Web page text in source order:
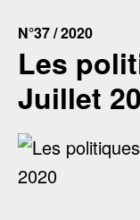
N°37 / 2020
Les
Juillet